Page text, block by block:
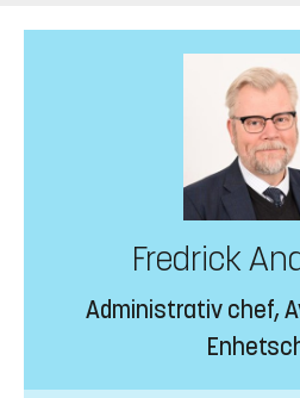
Fredrick
Administrativ chef,